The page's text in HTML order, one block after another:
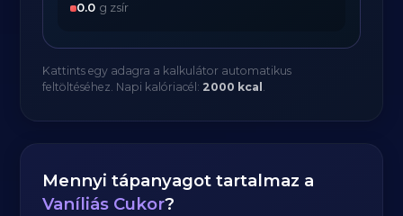
0.0 g zsír
Kattints egy adagra a kalkulátor automatikus
feltöltéséhez. Napi kalóriacél: 2000 kcal .
Mennyi tápanyagot tartalmaz a
Vaníliás Cukor?